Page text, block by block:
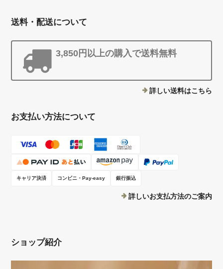
送料・配送について
3,850円以上の購入で送料無料
詳しい送料はこちら
お支払い方法について
キャリア決済 コンビニ・Pay-easy 銀行振込
詳しいお支払方法のご案内
ショップ紹介